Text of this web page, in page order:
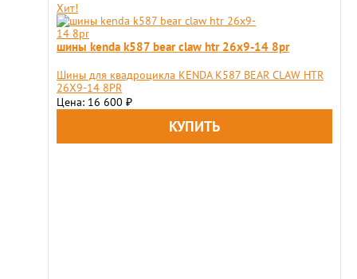
Хит!
шины kenda k587 bear claw htr 26x9-14 8pr
Шины для квадроцикла KENDA K587 BEAR CLAW HTR
26X9-14 8PR
Цена: 16 600 ₽